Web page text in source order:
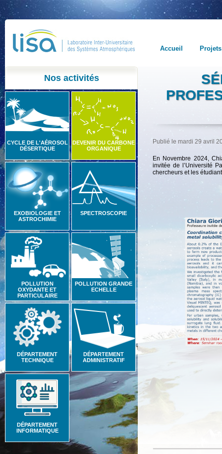
Accueil Projets
Nos activités
CYCLE DE L'AÉROSOL
DÉSERTIQUE
DEVENIR DU CARBONE
ORGANIQUE
EXOBIOLOGIE ET
ASTROCHIMIE
SPECTROSCOPIE
POLLUTION
OXYDANTE ET
PARTICULAIRE
POLLUTION GRANDE
ECHELLE
DÉPARTEMENT
TECHNIQUE
DÉPARTEMENT
ADMINISTRATIF
DÉPARTEMENT
INFORMATIQUE
Publié le mardi 29 avril
En Novembre 2024,
invitée de l’Université
chercheurs et les